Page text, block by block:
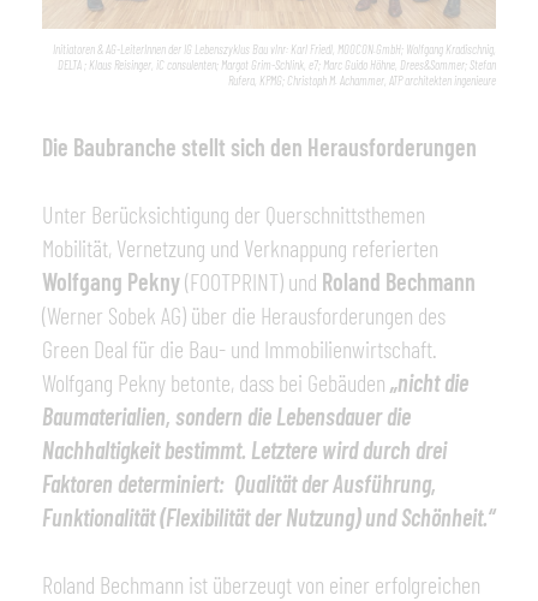
Initiatoren & AG-LeiterInnen der IG Lebenszyklus Bau vlnr: Karl Friedl, MOOCON.GmbH; Wolfgang Kradischnig,
DELTA ; Klaus Reisinger, iC consulenten; Margot Grim-Schlink, e7; Marc Guido Höhne, Drees&Sommer; Stefan
Rufera, KPMG; Christoph M. Achammer, ATP architekten ingenieure
Die Baubranche stellt sich den Herausforderungen
Unter Berücksichtigung der Querschnittsthemen
Mobilität, Vernetzung und Verknappung referierten
Wolfgang Pekny(FOOTPRINT) und Roland Bechmann
(Werner Sobek AG) über die Herausforderungen des
Green Deal für die Bau- und Immobilienwirtschaft.
Wolfgang Pekny betonte, dass bei Gebäuden „nicht die
Baumaterialien, sondern die Lebensdauer die
Nachhaltigkeit bestimmt. Letztere wird durch drei
Faktoren determiniert: Qualität der Ausführung,
Funktionalität (Flexibilität der Nutzung) und Schönheit.“
Roland Bechmann ist überzeugt von einer erfolgreichen